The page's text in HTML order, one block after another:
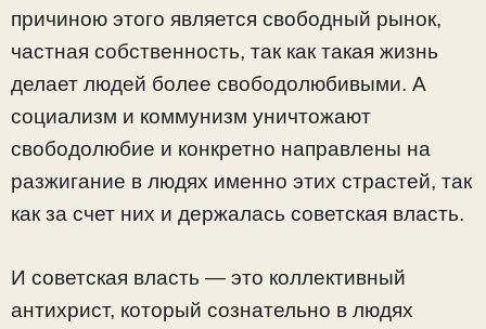
причиною этого является свободный рынок,
частная собственность, так как такая жизнь
делает людей более свободолюбивыми. А
социализм и коммунизм уничтожают
свободолюбие и конкретно направлены на
разжигание в людях именно этих страстей, так
как за счет них и держалась советская власть.
И советская власть — это коллективный
антихрист, который сознательно в людях